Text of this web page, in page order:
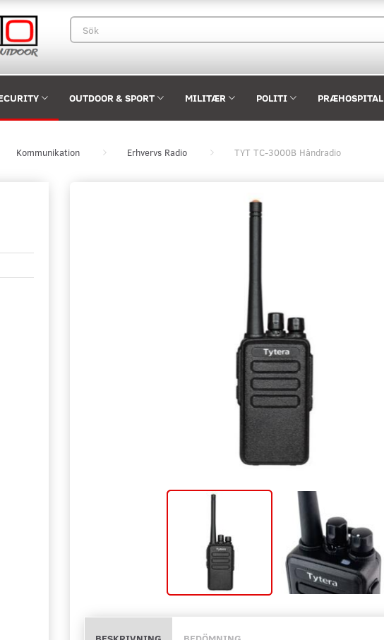
OUTDOOR & SPORT MILITÆR POLITI PRÆHOSPITAL
Kommunikation Erhvervs Radio TYT TC-3000B Håndradio